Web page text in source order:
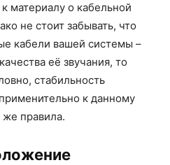
материалу о кабельной
не стоит забывать, что
кабели вашей системы –
её звучания, то
стабильность
к данному
же правила.